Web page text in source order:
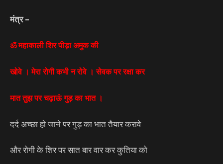
मंत्र –
ॐ महाकाली शिर पीड़ा अमुक की
खोवे । मेरा रोगी कभी न रोवे । सेवक पर रक्षा कर
मात तुझ पर चढ़ाऊं गुड़ का भात ।
दर्द अच्छा हो जाने पर गुड़ का भात तैयार करावे
और रोगी के शिर पर सात बार वार कर कुतिया को